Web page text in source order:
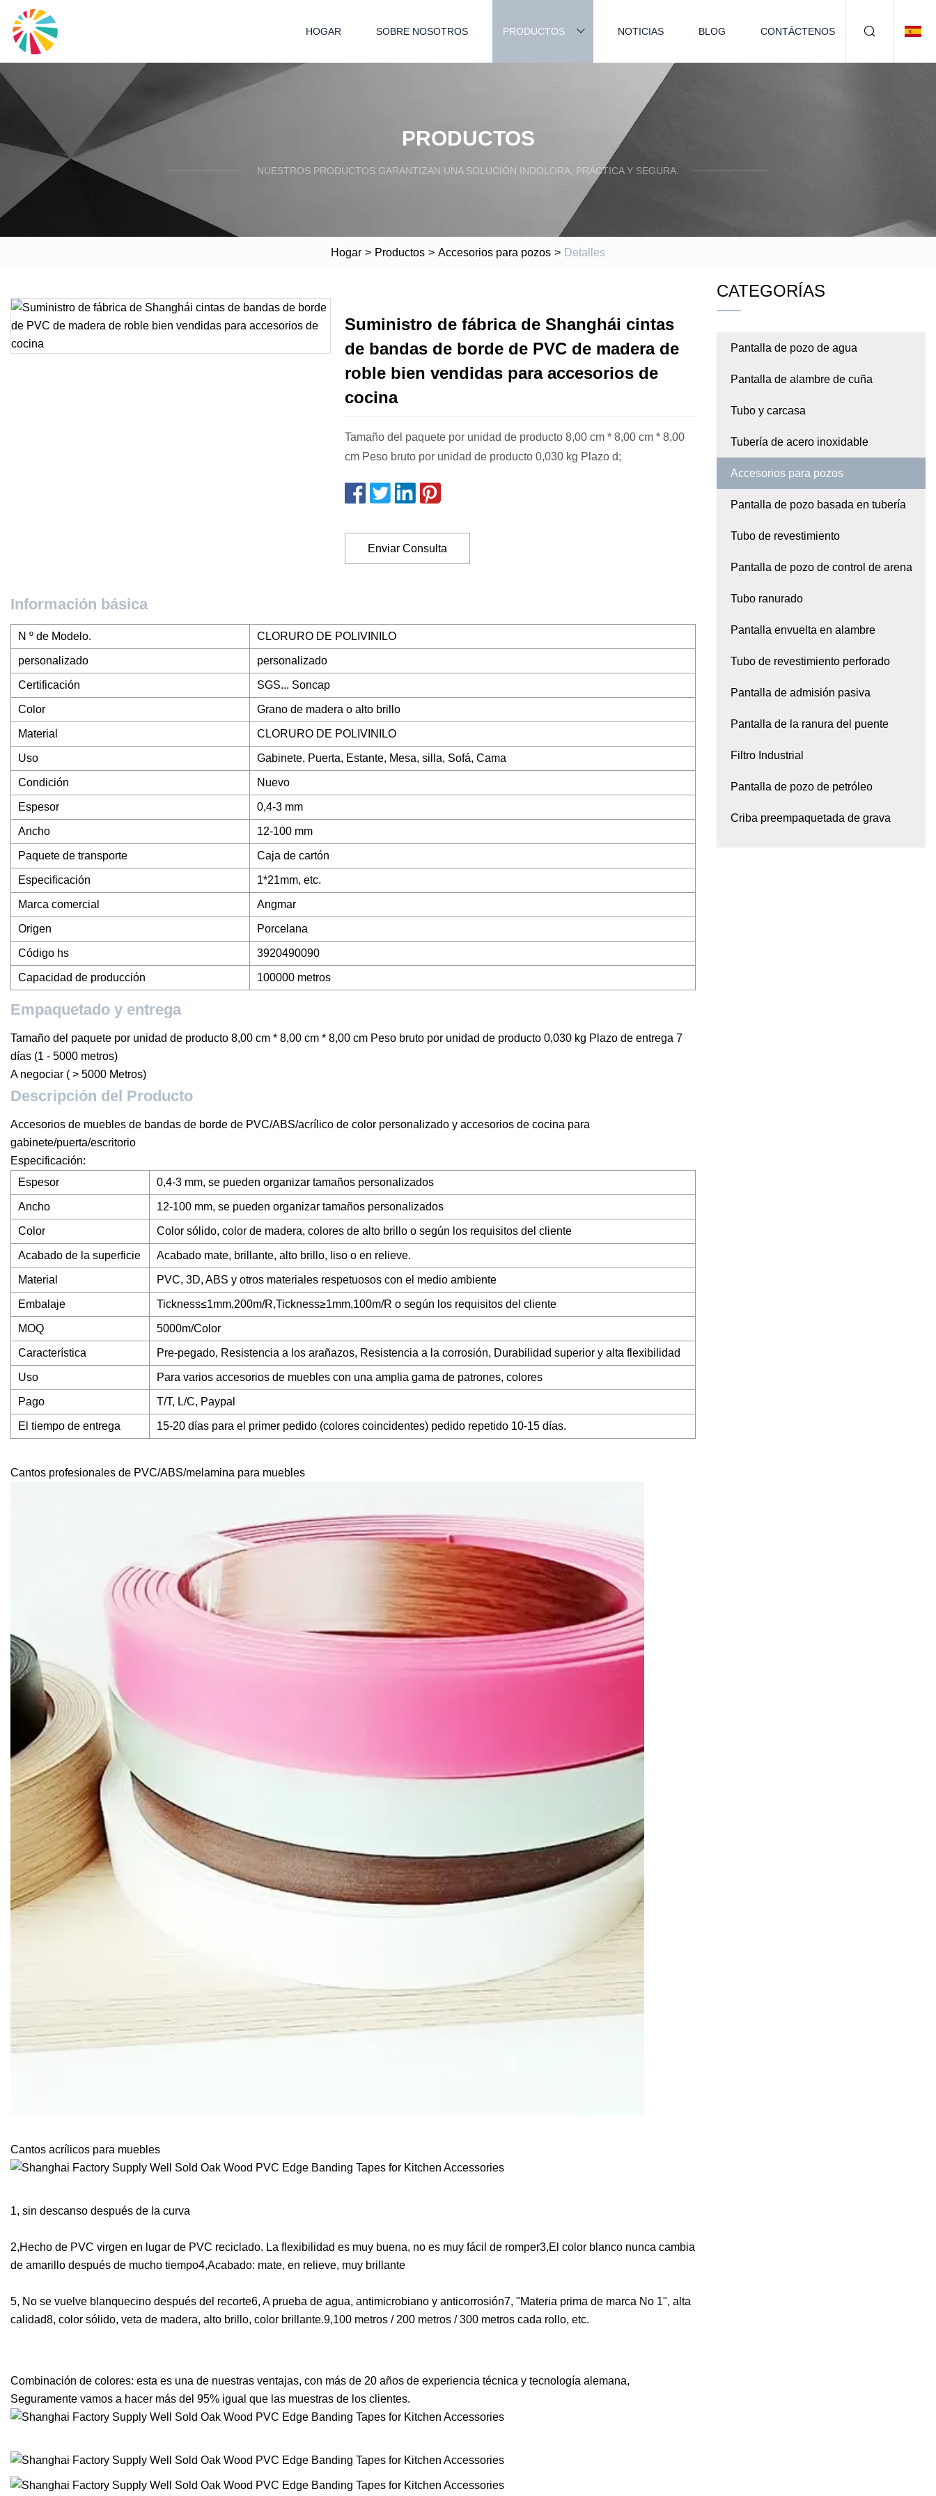
HOGAR SOBRE NOSOTROS PRODUCTOS NOTICIAS BLOG CONTÁCTENOS
PRODUCTOS
NUESTROS PRODUCTOS GARANTIZAN UNA SOLUCIÓN INDOLORA, PRÁCTICA Y SEGURA.
Hogar > Productos > Accesorios para pozos > Detalles
Suministro de fábrica de Shanghái cintas
de bandas de borde de PVC de madera de
roble bien vendidas para accesorios de
cocina
Tamaño del paquete por unidad de producto 8,00 cm * 8,00 cm * 8,00
cm Peso bruto por unidad de producto 0,030 kg Plazo d;
Enviar Consulta
Información básica
N º de Modelo. CLORURO DE POLIVINILO
personalizado personalizado
Certificación SGS... Soncap
Color Grano de madera o alto brillo
Material CLORURO DE POLIVINILO
Uso Gabinete, Puerta, Estante, Mesa, silla, Sofá, Cama
Condición Nuevo
Espesor 0,4-3 mm
Ancho 12-100 mm
Paquete de transporte Caja de cartón
Especificación 1*21mm, etc.
Marca comercial Angmar
Origen Porcelana
Código hs 3920490090
Capacidad de producción 100000 metros
Empaquetado y entrega
Tamaño del paquete por unidad de producto 8,00 cm * 8,00 cm * 8,00 cm Peso bruto por unidad de producto 0,030 kg Plazo de entrega 7
días (1 - 5000 metros)
A negociar ( > 5000 Metros)
Descripción del Producto
Accesorios de muebles de bandas de borde de PVC/ABS/acrílico de color personalizado y accesorios de cocina para
gabinete/puerta/escritorio
Especificación:
Espesor
0,4-3 mm, se pueden organizar tamaños personalizados
Ancho 12-100 mm, se pueden organizar tamaños personalizados
Color Color sólido, color de madera, colores de alto brillo o según los requisitos del cliente
Acabado de la superficie Acabado mate, brillante, alto brillo, liso o en relieve.
Material PVC, 3D, ABS y otros materiales respetuosos con el medio ambiente
Embalaje Tickness≤1mm,200m/R,Tickness≥1mm,100m/R o según los requisitos del cliente
MOQ 5000m/Color
Característica Pre-pegado, Resistencia a los arañazos, Resistencia a la corrosión, Durabilidad superior y alta flexibilidad
Uso Para varios accesorios de muebles con una amplia gama de patrones, colores
Pago T/T, L/C, Paypal
El tiempo de entrega 15-20 días para el primer pedido (colores coincidentes) pedido repetido 10-15 días.
Cantos profesionales de PVC/ABS/melamina para muebles
Cantos acrílicos para muebles
1, sin descanso después de la curva
2,Hecho de PVC virgen en lugar de PVC reciclado. La flexibilidad es muy buena, no es muy fácil de romper3,El color blanco nunca cambia
de amarillo después de mucho tiempo4,Acabado: mate, en relieve, muy brillante
5, No se vuelve blanquecino después del recorte6, A prueba de agua, antimicrobiano y anticorrosión7, "Materia prima de marca No 1", alta
calidad8, color sólido, veta de madera, alto brillo, color brillante.9,100 metros / 200 metros / 300 metros cada rollo, etc.
Combinación de colores: esta es una de nuestras ventajas, con más de 20 años de experiencia técnica y tecnología alemana,
Seguramente vamos a hacer más del 95% igual que las muestras de los clientes.
CATEGORÍAS
Pantalla de pozo de agua
Pantalla de alambre de cuña
Tubo y carcasa
Tubería de acero inoxidable
Accesorios para pozos
Pantalla de pozo basada en tubería
Tubo de revestimiento
Pantalla de pozo de control de arena
Tubo ranurado
Pantalla envuelta en alambre
Tubo de revestimiento perforado
Pantalla de admisión pasiva
Pantalla de la ranura del puente
Filtro Industrial
Pantalla de pozo de petróleo
Criba preempaquetada de grava